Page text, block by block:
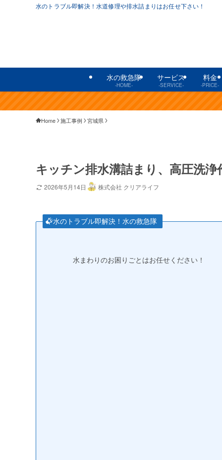
水のトラブル即解決！水道修理や排水詰まりはお任せ下さい！
水の救急隊
-HOME-
サービス
-SERVICE-
料金
-PRICE-
Home 施工事例 宮城県
キッチン排水溝詰まり、高圧洗浄
2026年5月14日 株式会社 クリアライフ
水のトラブル即解決！水の救急隊
水まわりのお困りごとはお任せください！